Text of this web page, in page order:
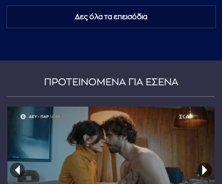
...πληκτρολογήστε κείμενο προς αναζήτηση
Δες όλα τα επεισόδια
ΠΡΟΤΕΙΝΟΜΕΝΑ ΓΙΑ ΕΣΕΝΑ